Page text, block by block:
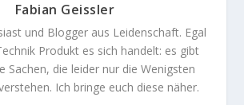
Fabian Geissler
und Blogger aus Leidenschaft. Egal
Produkt es sich handelt: es gibt
Sachen, die leider nur die Wenigsten
Ich bringe euch diese näher.